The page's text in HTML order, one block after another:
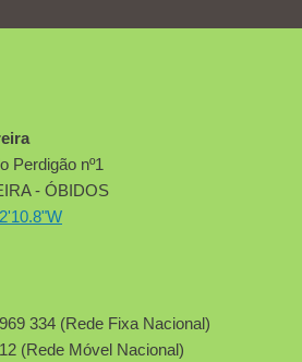
Perdigão nº1
- ÓBIDOS
334 (Rede Fixa Nacional)
(Rede Móvel Nacional)